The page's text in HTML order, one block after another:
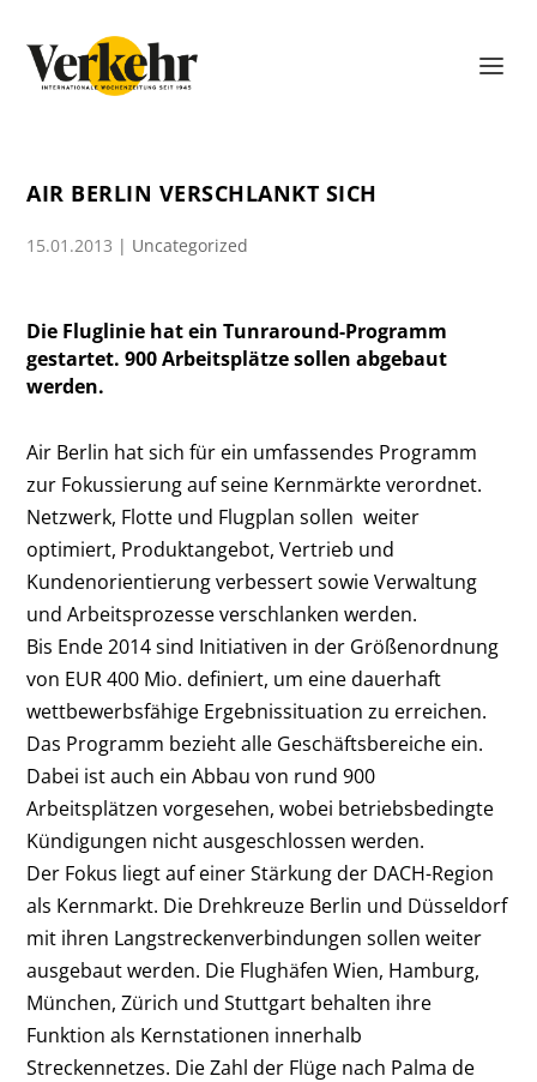
AIR BERLIN VERSCHLANKT SICH
15.01.2013 | Uncategorized
Die Fluglinie hat ein Tunraround-Programm
gestartet. 900 Arbeitsplätze sollen abgebaut
werden.
Air Berlin hat sich für ein umfassendes Programm
zur Fokussierung auf seine Kernmärkte verordnet.
Netzwerk, Flotte und Flugplan sollen weiter
optimiert, Produktangebot, Vertrieb und
Kundenorientierung verbessert sowie Verwaltung
und Arbeitsprozesse verschlanken werden.
Bis Ende 2014 sind Initiativen in der Größenordnung
von EUR 400 Mio. definiert, um eine dauerhaft
wettbewerbsfähige Ergebnissituation zu erreichen.
Das Programm bezieht alle Geschäftsbereiche ein.
Dabei ist auch ein Abbau von rund 900
Arbeitsplätzen vorgesehen, wobei betriebsbedingte
Kündigungen nicht ausgeschlossen werden.
Der Fokus liegt auf einer Stärkung der DACH-Region
als Kernmarkt. Die Drehkreuze Berlin und Düsseldorf
mit ihren Langstreckenverbindungen sollen weiter
ausgebaut werden. Die Flughäfen Wien, Hamburg,
München, Zürich und Stuttgart behalten ihre
Funktion als Kernstationen innerhalb
Streckennetzes. Die Zahl der Flüge nach Palma de